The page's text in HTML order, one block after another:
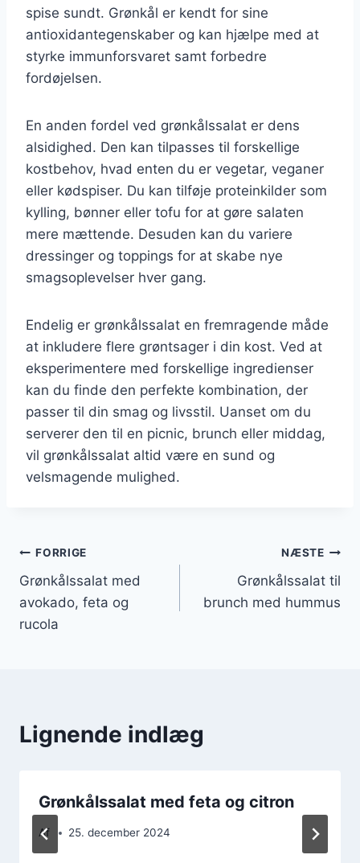
spise sundt. Grønkål er kendt for sine
antioxidantegenskaber og kan hjælpe med at
styrke immunforsvaret samt forbedre
fordøjelsen.
En anden fordel ved grønkålssalat er dens
alsidighed. Den kan tilpasses til forskellige
kostbehov, hvad enten du er vegetar, veganer
eller kødspiser. Du kan tilføje proteinkilder som
kylling, bønner eller tofu for at gøre salaten
mere mættende. Desuden kan du variere
dressinger og toppings for at skabe nye
smagsoplevelser hver gang.
Endelig er grønkålssalat en fremragende måde
at inkludere flere grøntsager i din kost. Ved at
eksperimentere med forskellige ingredienser
kan du finde den perfekte kombination, der
passer til din smag og livsstil. Uanset om du
serverer den til en picnic, brunch eller middag,
vil grønkålssalat altid være en sund og
velsmagende mulighed.
Indlægsnavigation
FORRIGE
Grønkålssalat med
avokado, feta og
rucola
NÆSTE
Grønkålssalat til
brunch med hummus
Lignende indlæg
Grønkålssalat med feta og citron
Af 25. december 2024